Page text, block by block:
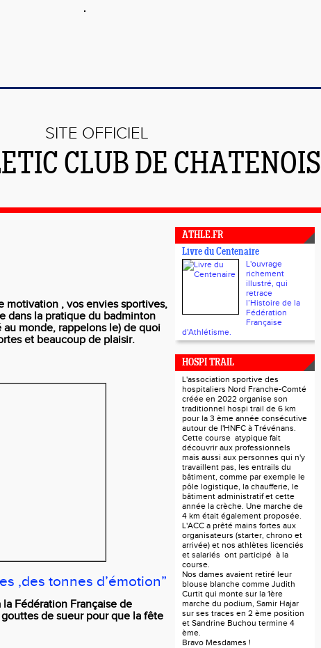
SITE OFFICIEL
CLUB DE CHATENOIS
motivation , vos envies sportives,
dans la pratique du badminton
monde, rappelons le) de quoi
et beaucoup de plaisir.
,des tonnes d’émotion”
Fédération Française de
de sueur pour que la fête
ATHLE.FR
Livre du Centenaire
L'ouvrage
richement
illustré, qui
retrace
l’Histoire de la
Fédération
Française
d'Athlétisme.
HOSPI TRAIL
L'association sportive des
hospitaliers Nord Franche-Comté
créée en 2022 organise son
traditionnel hospi trail de 6 km
pour la 3 ème année consécutive
autour de l'HNFC à Trévénans.
Cette course atypique fait
découvrir aux professionnels
mais aussi aux personnes qui n'y
travaillent pas, les entrails du
bâtiment, comme par exemple le
pôle logistique, la chaufferie, le
bâtiment administratif et cette
année la crèche. Une marche de
4 km était également proposée.
L'ACC a prêté mains fortes aux
organisateurs (starter, chrono et
arrivée) et nos athlètes licenciés
et salariés ont participé à la
course.
Nos dames avaient retiré leur
blouse blanche comme Judith
Curtit qui monte sur la 1ère
marche du podium, Samir Hajar
sur ses traces en 2 ème position
et Sandrine Buchou termine 4
ème.
Bravo Mesdames !